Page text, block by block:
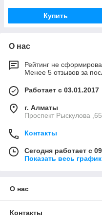
Купить
О нас
Рейтинг не
Менее 5 отзывов за
Работает с 03.01.2017
г. Алматы
Проспект Рыскулова
Контакты
Сегодня работает с
Показать весь
О нас
Контакты